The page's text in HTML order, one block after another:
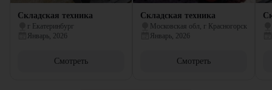
Складская техника
г Екатеринбург
Январь, 2026
Смотреть
Складская техника
Московская обл, г Красногорск
Январь, 2026
Смотреть